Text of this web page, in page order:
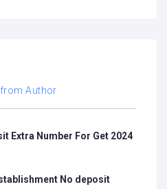
Author
Extra Number For Get 2024
No deposit